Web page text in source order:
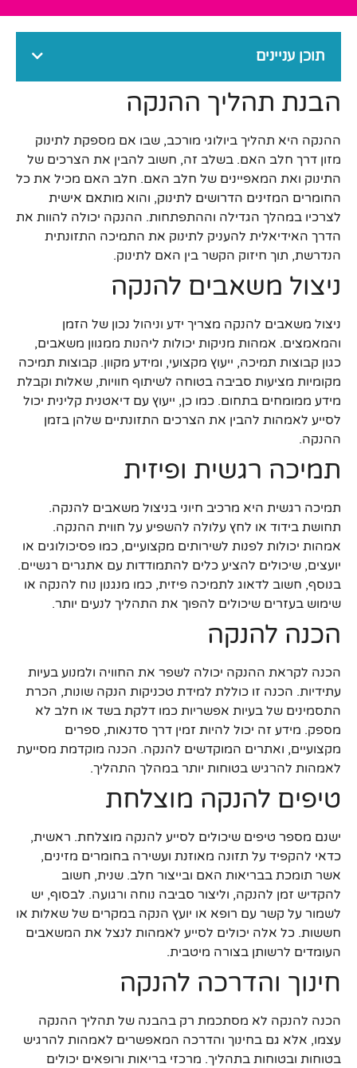
תוכן עניינים
הבנת תהליך ההנקה
ההנקה היא תהליך ביולוגי מורכב, שבו אם מספקת לתינוק
מזון דרך חלב האם. בשלב זה, חשוב להבין את הצרכים של
התינוק ואת המאפיינים של חלב האם. חלב האם מכיל את כל
החומרים המזינים הדרושים לתינוק, והוא מותאם אישית
לצרכיו במהלך הגדילה וההתפתחות. ההנקה יכולה להוות את
הדרך האידיאלית להעניק לתינוק את התמיכה התזונתית
הנדרשת, תוך חיזוק הקשר בין האם לתינוק.
ניצול משאבים להנקה
ניצול משאבים להנקה מצריך ידע וניהול נכון של הזמן
והמאמצים. אמהות מניקות יכולות ליהנות ממגוון משאבים,
כגון קבוצות תמיכה, ייעוץ מקצועי, ומידע מקוון. קבוצות תמיכה
מקומיות מציעות סביבה בטוחה לשיתוף חוויות, שאלות וקבלת
מידע ממומחים בתחום. כמו כן, ייעוץ עם דיאטנית קלינית יכול
לסייע לאמהות להבין את הצרכים התזונתיים שלהן בזמן
ההנקה.
תמיכה רגשית ופיזית
תמיכה רגשית היא מרכיב חיוני בניצול משאבים להנקה.
תחושת בידוד או לחץ עלולה להשפיע על חווית ההנקה.
אמהות יכולות לפנות לשירותים מקצועיים, כמו פסיכולוגים או
יועצים, שיכולים להציע כלים להתמודדות עם אתגרים רגשיים.
בנוסף, חשוב לדאוג לתמיכה פיזית, כמו מנגנון נוח להנקה או
שימוש בעזרים שיכולים להפוך את התהליך לנעים יותר.
הכנה להנקה
הכנה לקראת ההנקה יכולה לשפר את החוויה ולמנוע בעיות
עתידיות. הכנה זו כוללת למידת טכניקות הנקה שונות, הכרת
התסמינים של בעיות אפשריות כמו דלקת בשד או חלב לא
מספק. מידע זה יכול להיות זמין דרך סדנאות, ספרים
מקצועיים, ואתרים המוקדשים להנקה. הכנה מוקדמת מסייעת
לאמהות להרגיש בטוחות יותר במהלך התהליך.
טיפים להנקה מוצלחת
ישנם מספר טיפים שיכולים לסייע להנקה מוצלחת. ראשית,
כדאי להקפיד על תזונה מאוזנת ועשירה בחומרים מזינים,
אשר תומכת בבריאות האם ובייצור חלב. שנית, חשוב
להקדיש זמן להנקה, וליצור סביבה נוחה ורגועה. לבסוף, יש
לשמור על קשר עם רופא או יועץ הנקה במקרים של שאלות או
חששות. כל אלה יכולים לסייע לאמהות לנצל את המשאבים
העומדים לרשותן בצורה מיטבית.
חינוך והדרכה להנקה
הכנה להנקה לא מסתכמת רק בהבנה של תהליך ההנקה
עצמו, אלא גם בחינוך והדרכה המאפשרים לאמהות להרגיש
בטוחות ובטוחות בתהליך. מרכזי בריאות ורופאים יכולים